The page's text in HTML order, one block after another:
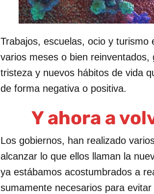
Trabajos, escuelas, ocio y
varios meses o bien
tristeza y nuevos hábitos de vida
de forma negativa o positiva.
Y ahora a
Los gobiernos, han realizado
alcanzar lo que ellos llaman la
ya estábamos acostumbrados a
sumamente necesarios para